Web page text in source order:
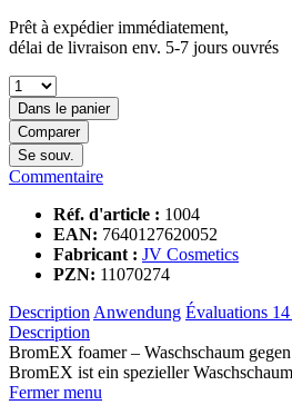
Prêt à expédier immédiatement,
délai de livraison env. 5-7 jours ouvrés
Dans le panier
Comparer
Se souv.
Commentaire
Réf. d'article : 1004
EAN: 7640127620052
Fabricant : JV Cosmetics
PZN: 11070274
Description Anwendung Évaluations 14
Description
BromEX foamer – Waschschaum
BromEX ist ein spezieller
Fermer menu